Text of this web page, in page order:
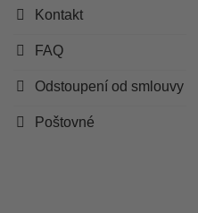
Kontakt
FAQ
Odstoupení od smlouvy
Poštovné